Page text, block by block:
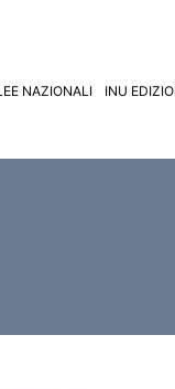
NAZIONALI INU